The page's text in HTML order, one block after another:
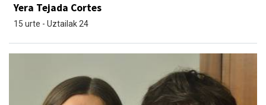
Yera Tejada Cortes
15 urte - Uztailak 24